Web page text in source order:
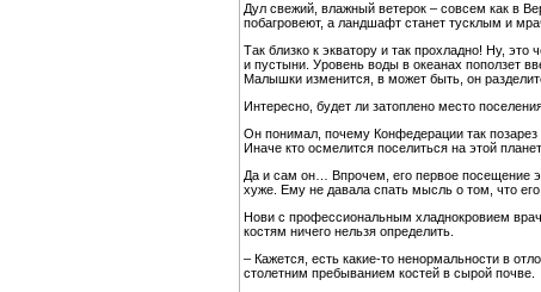
Дул свежий, влажный ветерок – совсем как в
побагровеют, а ландшафт станет тусклым и
Так близко к экватору и так прохладно! Ну,
и пустыни. Уровень воды в океанах поползет
Малышки изменится, в может быть, он
Интересно, будет ли затоплено место
Он понимал, почему Конфедерации так позарез
Иначе кто осмелится поселиться на этой
Да и сам он… Впрочем, его первое посещение
хуже. Ему не давала спать мысль о том, что
Нови с профессиональным хладнокровием
костям ничего нельзя определить.
– Кажется, есть какие-то ненормальности в
столетним пребыванием костей в сырой почве.